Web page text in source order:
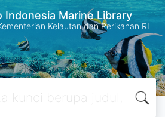
Indonesia Marine Library
Kelautan dan Perikanan RI